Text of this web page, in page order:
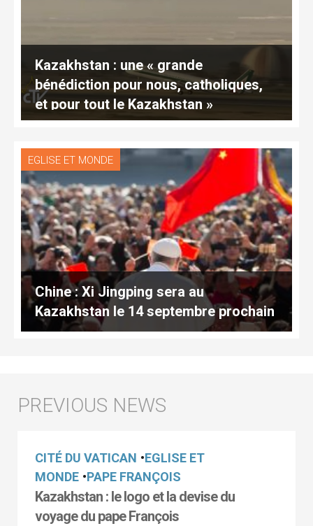
Kazakhstan : une « grande
bénédiction pour nous, catholiques,
et pour tout le Kazakhstan »
EGLISE ET MONDE
Chine : Xi Jingping sera au
Kazakhstan le 14 septembre prochain
CITÉ DU VATICAN •EGLISE ET
MONDE •PAPE FRANÇOIS
Kazakhstan : le logo et la devise du
voyage du pape François